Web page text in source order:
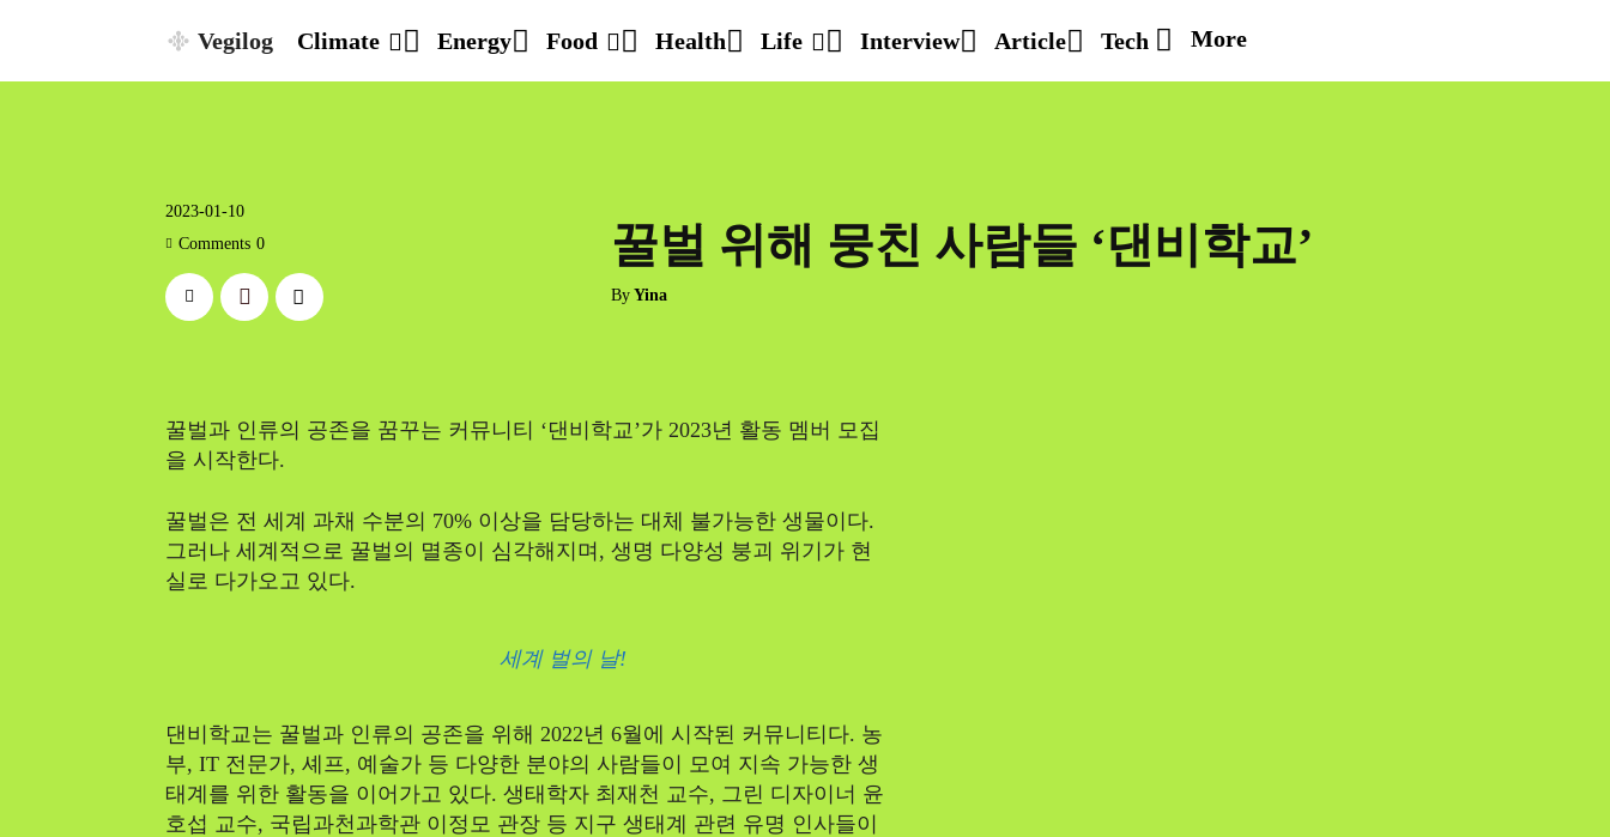
Vegilog Climate Energy Food Health Life Interview Article Tech More
2023-01-10
Comments 0 꿀벌 위해 뭉친 사람들 ‘댄비학교’
By Yina
꿀벌과 인류의 공존을 꿈꾸는 커뮤니티 ‘댄비학교’가 2023년 활동 멤버 모집
을 시작한다.
꿀벌은 전 세계 과채 수분의 70% 이상을 담당하는 대체 불가능한 생물이다.
그러나 세계적으로 꿀벌의 멸종이 심각해지며, 생명 다양성 붕괴 위기가 현
실로 다가오고 있다.
세계 벌의 날!
댄비학교는 꿀벌과 인류의 공존을 위해 2022년 6월에 시작된 커뮤니티다. 농
부, IT 전문가, 셰프, 예술가 등 다양한 분야의 사람들이 모여 지속 가능한 생
태계를 위한 활동을 이어가고 있다. 생태학자 최재천 교수, 그린 디자이너 윤
호섭 교수, 국립과천과학관 이정모 관장 등 지구 생태계 관련 유명 인사들이